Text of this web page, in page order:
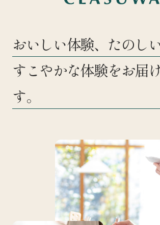
おいしい体験、たのしい
すこやかな体験をお届
す。